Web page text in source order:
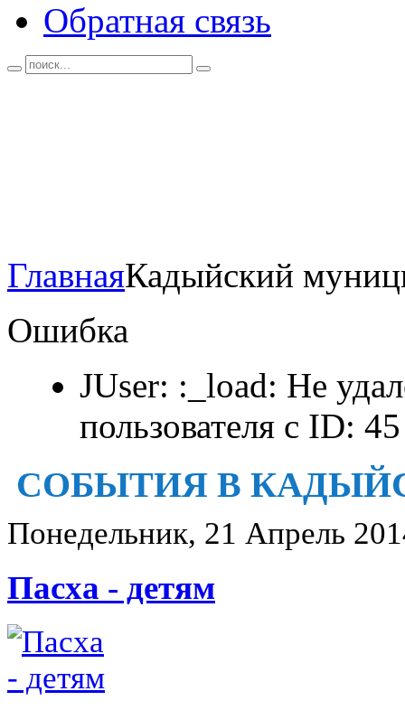
Обратная связь
ГлавнаяКадыйский
Ошибка
JUser: :_load: Не
пользователя с ID: 45
СОБЫТИЯ В
Понедельник, 21 Апрель
Пасха - детям